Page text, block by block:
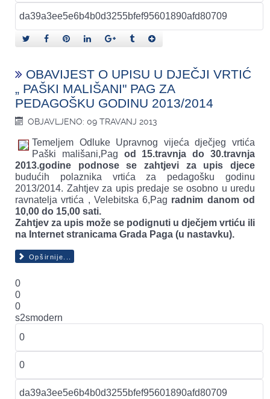
OBAVIJEST O UPISU U DJEČJI VRTIĆ
„ PAŠKI MALIŠANI" PAG ZA
PEDAGOŠKU GODINU 2013/2014
OBJAVLJENO: 09 TRAVANJ 2013
Temeljem Odluke Upravnog vijeća dječjeg vrtića
Paški mališani,Pag od 15.travnja do 30.travnja
2013.godine podnose se zahtjevi za upis djece
budućih polaznika vrtića za pedagošku godinu
2013/2014. Zahtjev za upis predaje se osobno u uredu
ravnatelja vrtića , Velebitska 6,Pag radnim danom od
10,00 do 15,00 sati.
Zahtjev za upis može se podignuti u dječjem vrtiću ili
na Internet stranicama Grada Paga (u nastavku).
Opširnije...
0
0
0
s2smodern